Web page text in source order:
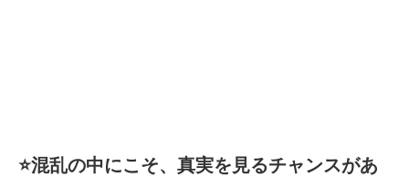
⭐️混乱の中にこそ、真実を見るチャンスがあ